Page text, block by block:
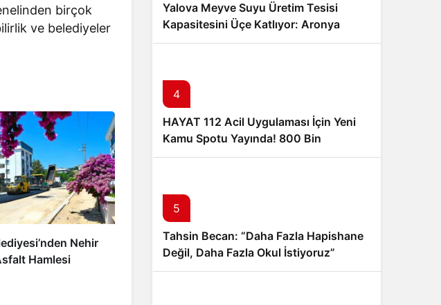
birçok
ve belediyeler
Nehir
Hamlesi
Yalova Meyve Suyu Üretim Tesisi
Kapasitesini Üçe Katlıyor: Aronya
Üreticisine Büyük Destek
4
HAYAT 112 Acil Uygulaması İçin Yeni
Kamu Spotu Yayında! 800 Bin
İndirmeyi Aştı
5
Tahsin Becan: “Daha Fazla Hapishane
Değil, Daha Fazla Okul İstiyoruz”